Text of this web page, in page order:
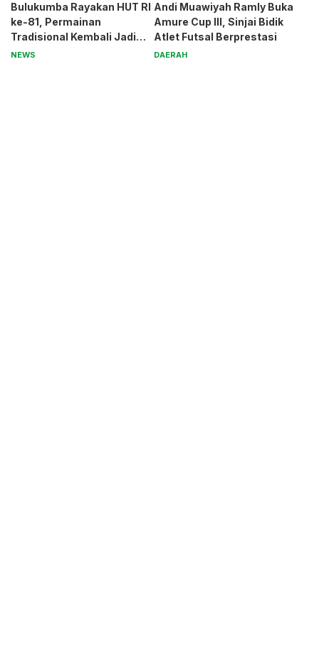
Bulukumba Rayakan HUT RI
ke-81, Permainan
Tradisional Kembali Jadi
Magnet
NEWS
Andi Muawiyah Ramly Buka
Amure Cup III, Sinjai Bidik
Atlet Futsal Berprestasi
DAERAH